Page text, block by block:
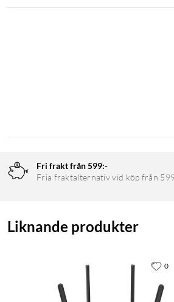
Fri frakt från 599:-
Fria fraktalternativ vid köp från
Liknande produkter
0